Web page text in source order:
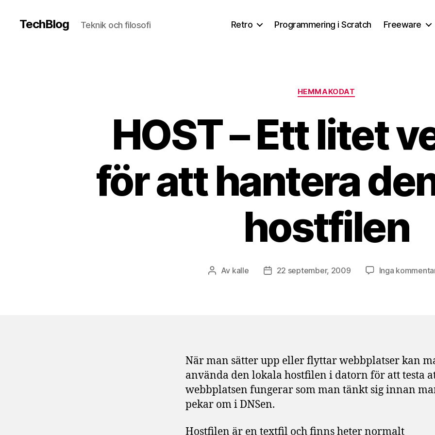
TechBlog Teknik och filosofi Retro Programmering i Scratch Freeware
Kategorier
HEMMAKODAT
HOST – Ett litet
för att hantera
hostfilen
Inläggsförfattare
Av kalle Inläggsdatum
22 september, 2009 Inga
När man sätter upp eller flyttar webbplatser kan
använda den lokala hostfilen i datorn för att testa
webbplatsen fungerar som man tänkt sig innan
pekar om i DNSen.
Hostfilen är en textfil och finns heter normalt